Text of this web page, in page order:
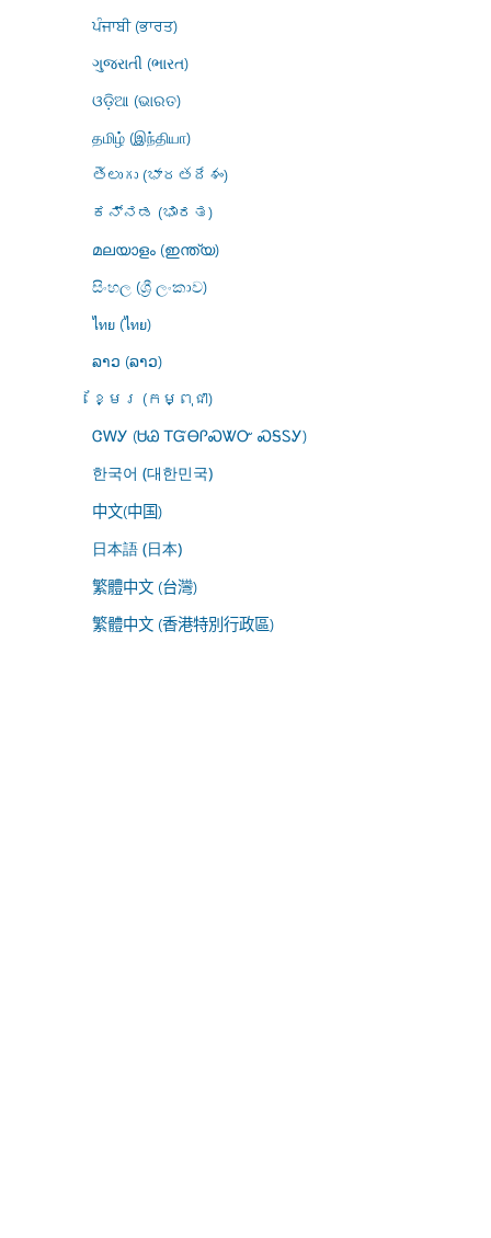
ਪੰਜਾਬੀ (ਭਾਰਤ)
ગુજરાતી (ભારત)
ଓଡ଼ିଆ (ଭାରତ)
தமிழ் (இந்தியா)
తెలుగు (భారతదేశం)
ಕನ್ನಡ (ಭಾರತ)
മലയാളം (ഇന്ത്യ)
සිංහල (ශ්‍රී ලංකාව)
ไทย (ไทย)
ລາວ (ລາວ)
ខ្មែរ (កម្ពុជា)
ᏣᎳᎩ (ᏌᏊ ᎢᏳᎾᎵᏍᏔᏅ ᏍᎦᏚᎩ)
한국어 (대한민국)
中文(中国)
日本語 (日本)
繁體中文 (台灣)
繁體中文 (香港特別行政區)